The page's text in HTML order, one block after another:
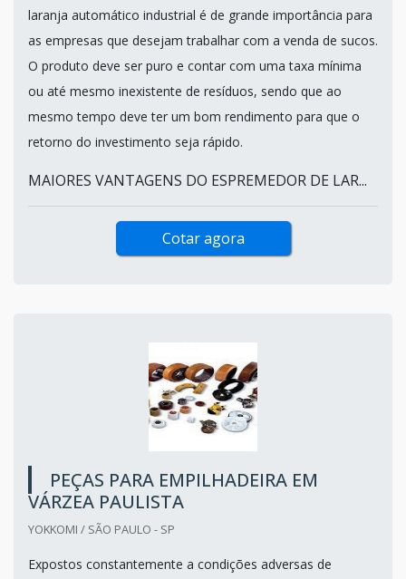
laranja automático industrial é de grande importância para
as empresas que desejam trabalhar com a venda de sucos.
O produto deve ser puro e contar com uma taxa mínima
ou até mesmo inexistente de resíduos, sendo que ao
mesmo tempo deve ter um bom rendimento para que o
retorno do investimento seja rápido.
MAIORES VANTAGENS DO ESPREMEDOR DE LAR...
Cotar agora
PEÇAS PARA EMPILHADEIRA EM
VÁRZEA PAULISTA
YOKKOMI / SÃO PAULO - SP
Expostos constantemente a condições adversas de